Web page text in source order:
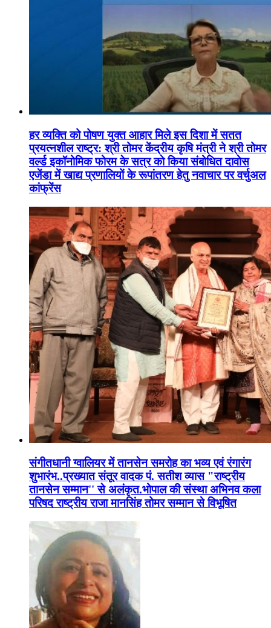
हर व्यक्ति को पोषण युक्त आहार मिले इस दिशा में सतत
प्रयत्नशील राष्ट्र: श्री तोमर केंद्रीय कृषि मंत्री ने श्री तोमर
वर्ल्ड इकॉनोमिक फोरम के सत्र को किया संबोधित दावोस
एजेंडा में खाद्य प्रणालियों के रूपांतरण हेतु नवाचार पर वर्चुअल
कांफ्रेंस
संगीतधानी ग्वालियर में तानसेन समरोह का भव्य एवं रंगारंग
शुभारंभ..प्रख्यात संतूर वादक पं. सतीश व्यास "राष्ट्रीय
तानसेन सम्मान'' से अलंकृत.भोपाल की संस्था अभिनव कला
परिषद राष्ट्रीय राजा मानसिंह तोमर सम्मान से विभूषित